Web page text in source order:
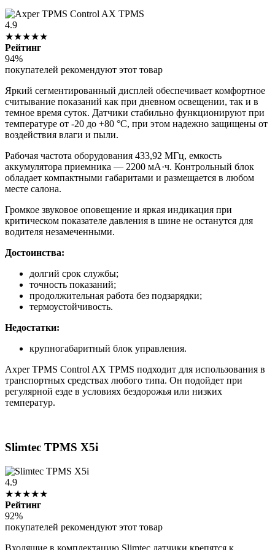
4.9
★★★★★
Рейтинг
94%
покупателей рекомендуют этот товар
Яркий сегментированный дисплей обеспечивает комфортное
считывание показаний как при дневном освещении, так и в
темное время суток. Датчики стабильно функционируют при
температуре от -20 до +80 °С, при этом надежно защищены от
воздействия влаги и пыли.
Рабочая частота оборудования 433,92 МГц, емкость
аккумулятора приемника — 2200 мА·ч. Контрольный блок
обладает компактными габаритами и размещается в любом
месте салона.
Громкое звуковое оповещение и яркая индикация при
критическом показателе давления в шине не останутся для
водителя незамеченными.
Достоинства:
долгий срок службы;
точность показаний;
продолжительная работа без подзарядки;
термоустойчивость.
Недостатки:
крупногабаритный блок управления.
Axper TPMS Control AX TPMS подходит для использования в
транспортных средствах любого типа. Он подойдет при
регулярной езде в условиях бездорожья или низких
температур.
Slimtec TPMS X5i
4.9
★★★★★
Рейтинг
92%
покупателей рекомендуют этот товар
Входящие в комплектацию Slimtec датчики крепятся к